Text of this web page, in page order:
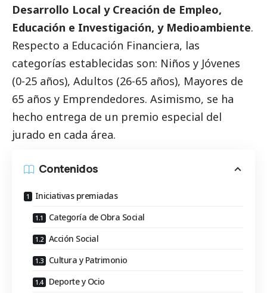
Desarrollo Local y Creación de Empleo,
Educación e Investigación, y Medioambiente.
Respecto a Educación Financiera, las
categorías establecidas son: Niños y Jóvenes
(0-25 años), Adultos (26-65 años), Mayores de
65 años y Emprendedores. Asimismo, se ha
hecho entrega de un premio especial del
jurado en cada área.
Contenidos
Iniciativas premiadas
Categoría de Obra Social
Acción Social
Cultura y Patrimonio
Deporte y Ocio